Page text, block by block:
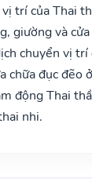
trí của Thai
giường và
chuyển vị trí
chữa đục đẽo
động Thai
nhi.